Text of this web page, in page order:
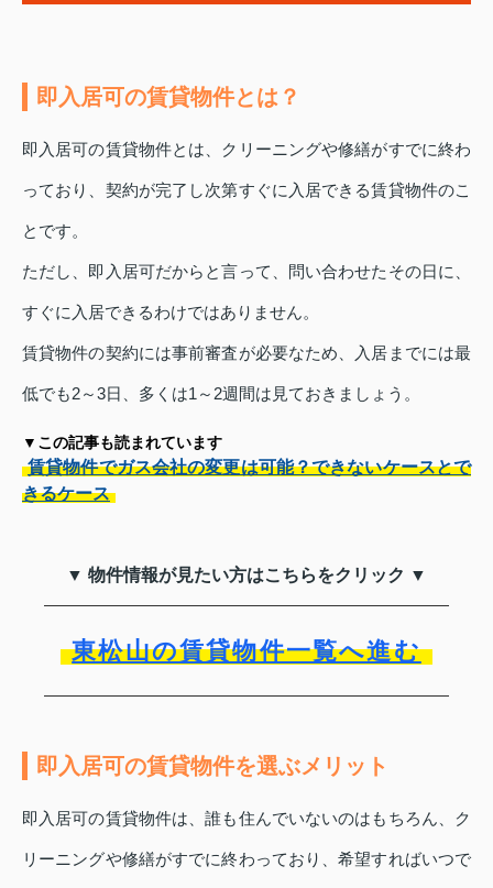
即入居可の賃貸物件とは？
即入居可の賃貸物件とは、クリーニングや修繕がすでに終わ
っており、契約が完了し次第すぐに入居できる賃貸物件のこ
とです。
ただし、即入居可だからと言って、問い合わせたその日に、
すぐに入居できるわけではありません。
賃貸物件の契約には事前審査が必要なため、入居までには最
低でも2～3日、多くは1～2週間は見ておきましょう。
▼この記事も読まれています
賃貸物件でガス会社の変更は可能？できないケースとで
きるケース
▼ 物件情報が見たい方はこちらをクリック ▼
東松山の賃貸物件一覧へ進む
即入居可の賃貸物件を選ぶメリット
即入居可の賃貸物件は、誰も住んでいないのはもちろん、ク
リーニングや修繕がすでに終わっており、希望すればいつで